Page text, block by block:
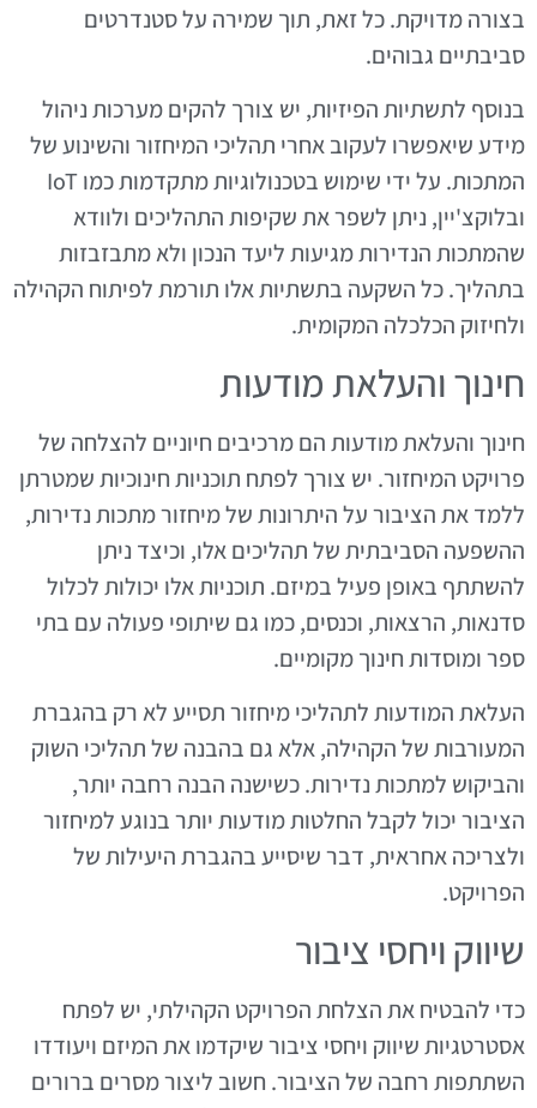
בצורה מדויקת. כל זאת, תוך שמירה על סטנדרטים
סביבתיים גבוהים.
בנוסף לתשתיות הפיזיות, יש צורך להקים מערכות ניהול
מידע שיאפשרו לעקוב אחרי תהליכי המיחזור והשינוע של
המתכות. על ידי שימוש בטכנולוגיות מתקדמות כמו IoT
ובלוקצ'יין, ניתן לשפר את שקיפות התהליכים ולוודא
שהמתכות הנדירות מגיעות ליעד הנכון ולא מתבזבזות
בתהליך. כל השקעה בתשתיות אלו תורמת לפיתוח הקהילה
ולחיזוק הכלכלה המקומית.
חינוך והעלאת מודעות
חינוך והעלאת מודעות הם מרכיבים חיוניים להצלחה של
פרויקט המיחזור. יש צורך לפתח תוכניות חינוכיות שמטרתן
ללמד את הציבור על היתרונות של מיחזור מתכות נדירות,
ההשפעה הסביבתית של תהליכים אלו, וכיצד ניתן
להשתתף באופן פעיל במיזם. תוכניות אלו יכולות לכלול
סדנאות, הרצאות, וכנסים, כמו גם שיתופי פעולה עם בתי
ספר ומוסדות חינוך מקומיים.
העלאת המודעות לתהליכי מיחזור תסייע לא רק בהגברת
המעורבות של הקהילה, אלא גם בהבנה של תהליכי השוק
והביקוש למתכות נדירות. כשישנה הבנה רחבה יותר,
הציבור יכול לקבל החלטות מודעות יותר בנוגע למיחזור
ולצריכה אחראית, דבר שיסייע בהגברת היעילות של
הפרויקט.
שיווק ויחסי ציבור
כדי להבטיח את הצלחת הפרויקט הקהילתי, יש לפתח
אסטרטגיות שיווק ויחסי ציבור שיקדמו את המיזם ויעודדו
השתתפות רחבה של הציבור. חשוב ליצור מסרים ברורים